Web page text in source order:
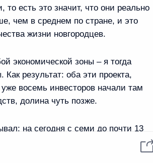
Все материалы сайта
Attribution 4.0
есть это значит, что они реально
чем в среднем по стране, и это
жизни новгородцев.
экономической зоны – я тогда
результат: оба эти проекта,
восемь инвесторов начали там
долина чуть позже.
на сегодня с семи до почти 13
основном это не только новгородцы,